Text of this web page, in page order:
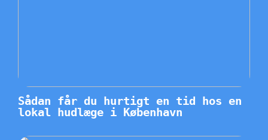
Sådan får du hurtigt en tid hos en
lokal hudlæge i København